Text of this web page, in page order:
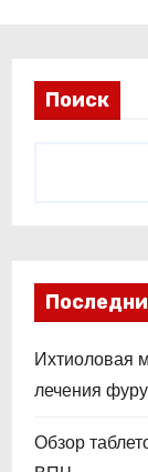
Поиск
Ихтиоловая
лечения
Обзор